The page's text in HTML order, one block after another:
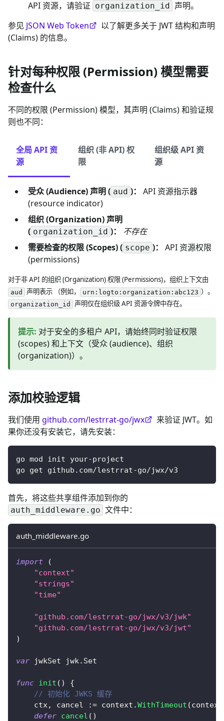
API 资源，请验证 organization_id
声明。
参见 JSON Web Token
以了解更多关于 JWT 结构和声明
(Claims) 的信息。
针对每种权限 (Permission) 模型需要
检查什么
不同的权限 (Permission) 模型，其声明 (Claims) 和验证规
则也不同：
全局 API 资
源
组织 (非 API) 权
限
组织级 API 资
源
受众 (Audience) 声明 ( aud )：
API 资源指示器
(resource indicator)
组织 (Organization) 声明
( organization_id )：
不存在
需要检查的权限 (Scopes) ( scope )：
API 资源权限
(permissions)
对于非 API 的组织 (Organization) 权限 (Permissions)，组织上下文由
aud 声明表示 （例如， urn:logto:organization:abc123 ）。
organization_id 声明仅在组织级 API 资源令牌中存在。
提示: 对于安全的多租户 API，请始终同时验证权限
(scopes) 和上下文（受众 (audience)、组织
(organization)）。
添加校验逻辑
我们使用 github.com/lestrrat-go/jwx
来验证 JWT。如
果你还没有安装它，请先安装：
go mod init your-project
go get github.com/lestrrat-go/jwx/v3
首先，将这些共享组件添加到你的
auth_middleware.go 文件中：
auth_middleware.go
import
(
"context"
"strings"
"time"
"github.com/lestrrat-go/jwx/v3/jwk"
"github.com/lestrrat-go/jwx/v3/jwt"
)
var jwkSet jwk . Set
func init ( )
{
// 初始化 JWKS 缓存
    ctx
, cancel := context .WithTimeout (context
defer cancel ( )